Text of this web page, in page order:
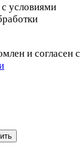
условиями
и согласен с